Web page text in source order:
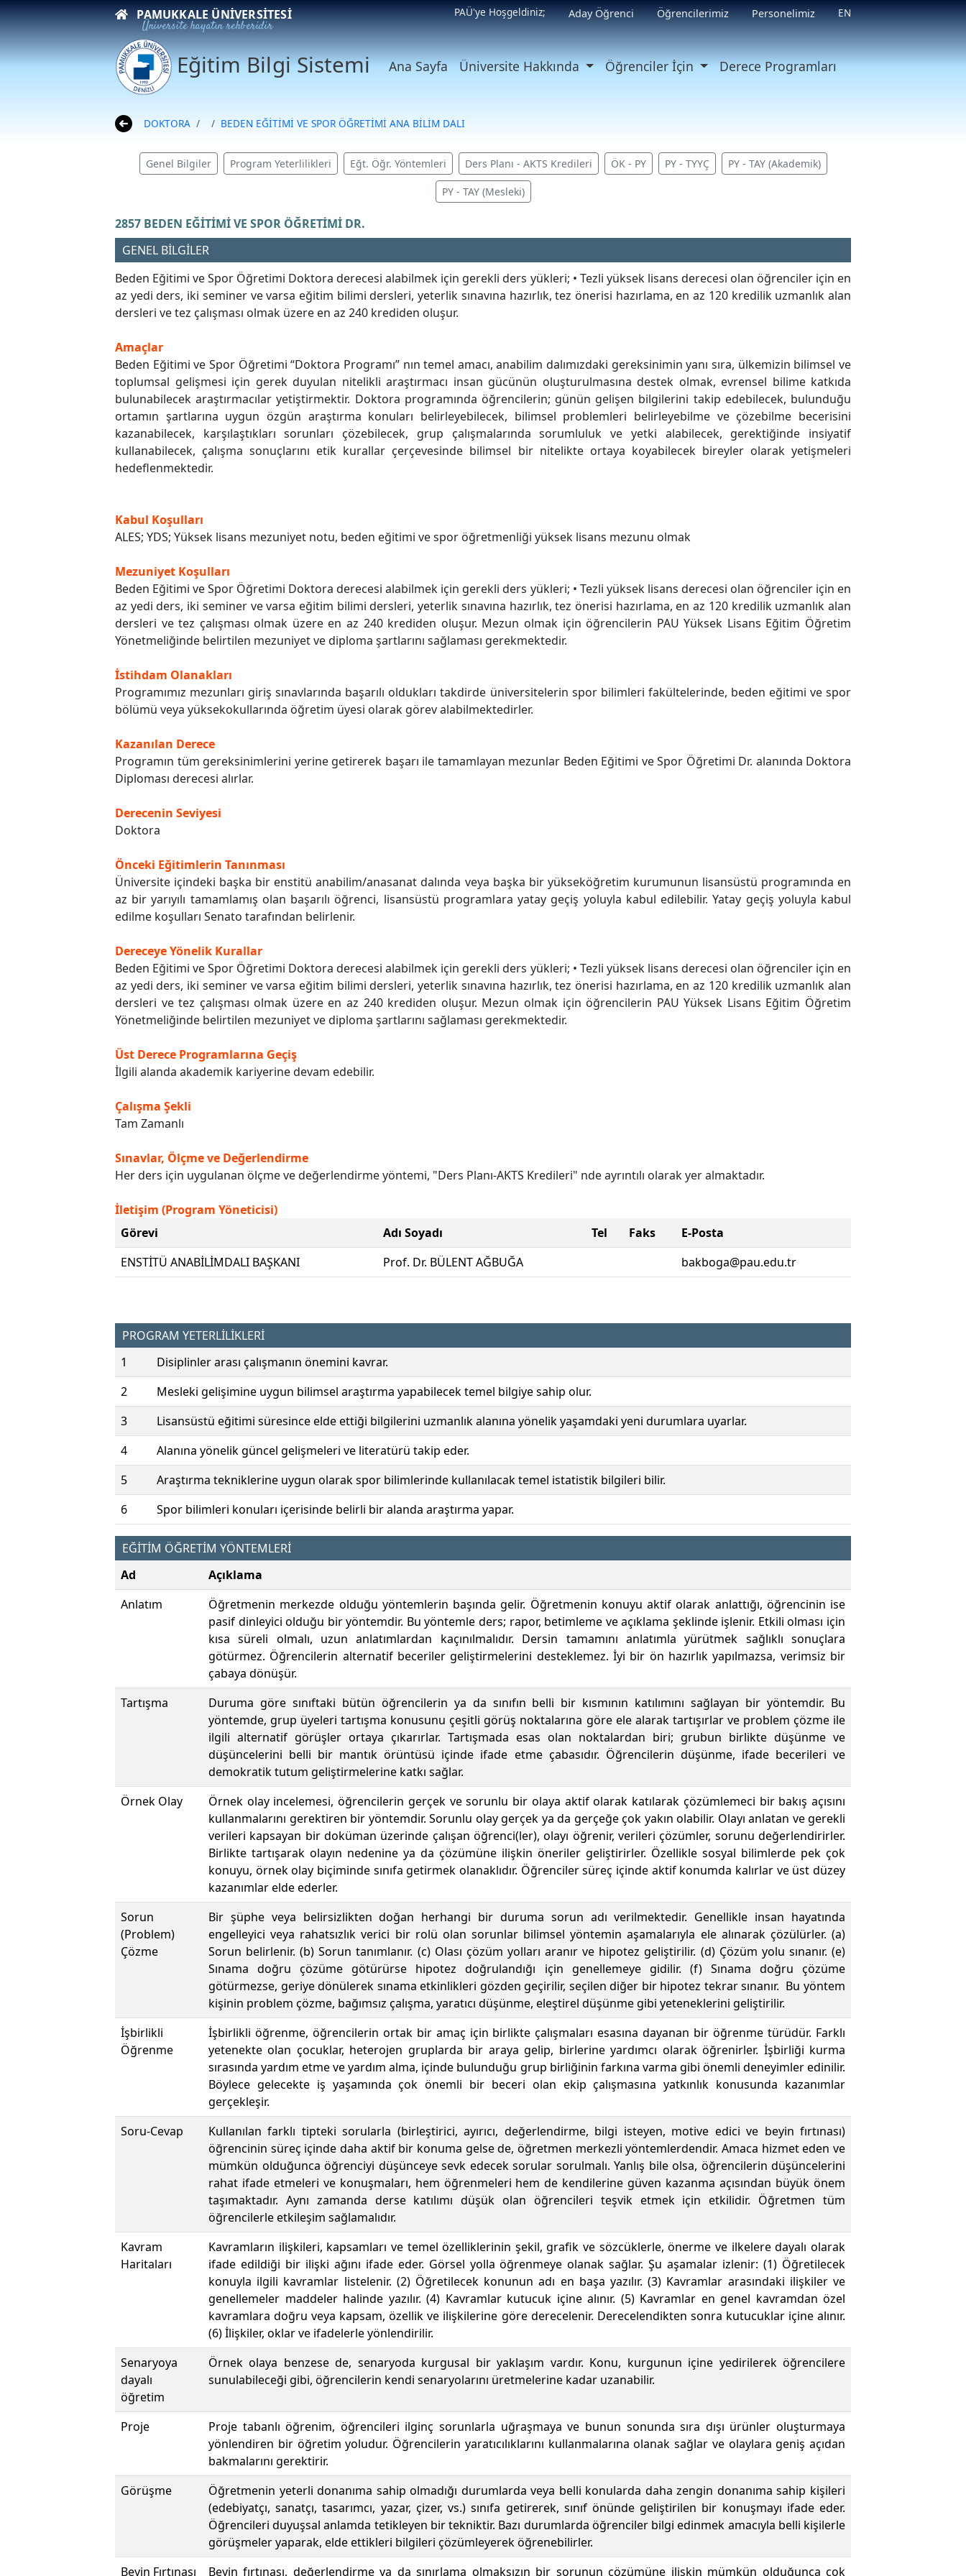
PAMUKKALE ÜNIVERSITESI
Üniversite hayatın rehberidir
PAÜ'ye Hoşgeldiniz; Aday Öğrenci Öğrencilerimiz Personelimiz EN
Eğitim Bilgi Sistemi Ana Sayfa Üniversite Hakkında Öğrenciler İçin Derece Programları
DOKTORA BEDEN EĞİTİMİ VE SPOR ÖĞRETİMİ ANA BİLİM DALI
Genel Bilgiler Program Yeterlilikleri Eğt. Öğr. Yöntemleri Ders Planı - AKTS Kredileri ÖK - PY PY - TYYÇ PY - TAY (Akademik)
PY - TAY (Mesleki)
2857 BEDEN EĞİTİMİ VE SPOR ÖĞRETİMİ DR.
GENEL BİLGİLER
Beden Eğitimi ve Spor Öğretimi Doktora derecesi alabilmek için gerekli ders yükleri; • Tezli yüksek lisans derecesi olan öğrenciler için en
az yedi ders, iki seminer ve varsa eğitim bilimi dersleri, yeterlik sınavına hazırlık, tez önerisi hazırlama, en az 120 kredilik uzmanlık alan
dersleri ve tez çalışması olmak üzere en az 240 krediden oluşur.
Amaçlar
Beden Eğitimi ve Spor Öğretimi “Doktora Programı” nın temel amacı, anabilim dalımızdaki gereksinimin yanı sıra, ülkemizin bilimsel ve
toplumsal gelişmesi için gerek duyulan nitelikli araştırmacı insan gücünün oluşturulmasına destek olmak, evrensel bilime katkıda
bulunabilecek araştırmacılar yetiştirmektir. Doktora programında öğrencilerin; günün gelişen bilgilerini takip edebilecek, bulunduğu
ortamın şartlarına uygun özgün araştırma konuları belirleyebilecek, bilimsel problemleri belirleyebilme ve çözebilme becerisini
kazanabilecek, karşılaştıkları sorunları çözebilecek, grup çalışmalarında sorumluluk ve yetki alabilecek, gerektiğinde insiyatif
kullanabilecek, çalışma sonuçlarını etik kurallar çerçevesinde bilimsel bir nitelikte ortaya koyabilecek bireyler olarak yetişmeleri
hedeflenmektedir.
Kabul Koşulları
ALES; YDS; Yüksek lisans mezuniyet notu, beden eğitimi ve spor öğretmenliği yüksek lisans mezunu olmak
Mezuniyet Koşulları
Beden Eğitimi ve Spor Öğretimi Doktora derecesi alabilmek için gerekli ders yükleri; • Tezli yüksek lisans derecesi olan öğrenciler için en
az yedi ders, iki seminer ve varsa eğitim bilimi dersleri, yeterlik sınavına hazırlık, tez önerisi hazırlama, en az 120 kredilik uzmanlık alan
dersleri ve tez çalışması olmak üzere en az 240 krediden oluşur. Mezun olmak için öğrencilerin PAU Yüksek Lisans Eğitim Öğretim
Yönetmeliğinde belirtilen mezuniyet ve diploma şartlarını sağlaması gerekmektedir.
İstihdam Olanakları
Programımız mezunları giriş sınavlarında başarılı oldukları takdirde üniversitelerin spor bilimleri fakültelerinde, beden eğitimi ve spor
bölümü veya yüksekokullarında öğretim üyesi olarak görev alabilmektedirler.
Kazanılan Derece
Programın tüm gereksinimlerini yerine getirerek başarı ile tamamlayan mezunlar Beden Eğitimi ve Spor Öğretimi Dr. alanında Doktora
Diploması derecesi alırlar.
Derecenin Seviyesi
Doktora
Önceki Eğitimlerin Tanınması
Üniversite içindeki başka bir enstitü anabilim/anasanat dalında veya başka bir yükseköğretim kurumunun lisansüstü programında en
az bir yarıyılı tamamlamış olan başarılı öğrenci, lisansüstü programlara yatay geçiş yoluyla kabul edilebilir. Yatay geçiş yoluyla kabul
edilme koşulları Senato tarafından belirlenir.
Dereceye Yönelik Kurallar
Beden Eğitimi ve Spor Öğretimi Doktora derecesi alabilmek için gerekli ders yükleri; • Tezli yüksek lisans derecesi olan öğrenciler için en
az yedi ders, iki seminer ve varsa eğitim bilimi dersleri, yeterlik sınavına hazırlık, tez önerisi hazırlama, en az 120 kredilik uzmanlık alan
dersleri ve tez çalışması olmak üzere en az 240 krediden oluşur. Mezun olmak için öğrencilerin PAU Yüksek Lisans Eğitim Öğretim
Yönetmeliğinde belirtilen mezuniyet ve diploma şartlarını sağlaması gerekmektedir.
Üst Derece Programlarına Geçiş
İlgili alanda akademik kariyerine devam edebilir.
Çalışma Şekli
Tam Zamanlı
Sınavlar, Ölçme ve Değerlendirme
Her ders için uygulanan ölçme ve değerlendirme yöntemi, "Ders Planı-AKTS Kredileri" nde ayrıntılı olarak yer almaktadır.
İletişim (Program Yöneticisi)
Görevi
Adı Soyadı Tel Faks
E-Posta
ENSTİTÜ ANABİLİMDALI BAŞKANI
Prof. Dr. BÜLENT AĞBUĞA bakboga@pau.edu.tr
PROGRAM YETERLİLİKLERİ
1
Disiplinler arası çalışmanın önemini kavrar.
2
Mesleki gelişimine uygun bilimsel araştırma yapabilecek temel bilgiye sahip olur.
3
Lisansüstü eğitimi süresince elde ettiği bilgilerini uzmanlık alanına yönelik yaşamdaki yeni durumlara uyarlar.
4
Alanına yönelik güncel gelişmeleri ve literatürü takip eder.
5
Araştırma tekniklerine uygun olarak spor bilimlerinde kullanılacak temel istatistik bilgileri bilir.
6
Spor bilimleri konuları içerisinde belirli bir alanda araştırma yapar.
EĞİTİM ÖĞRETİM YÖNTEMLERİ
Ad
Açıklama
Anlatım
Öğretmenin merkezde olduğu yöntemlerin başında gelir. Öğretmenin konuyu aktif olarak anlattığı, öğrencinin ise
pasif dinleyici olduğu bir yöntemdir. Bu yöntemle ders; rapor, betimleme ve açıklama şeklinde işlenir. Etkili olması için
kısa süreli olmalı, uzun anlatımlardan kaçınılmalıdır. Dersin tamamını anlatımla yürütmek sağlıklı sonuçlara
götürmez. Öğrencilerin alternatif beceriler geliştirmelerini desteklemez. İyi bir ön hazırlık yapılmazsa, verimsiz bir
çabaya dönüşür.
Tartışma
Duruma göre sınıftaki bütün öğrencilerin ya da sınıfın belli bir kısmının katılımını sağlayan bir yöntemdir. Bu
yöntemde, grup üyeleri tartışma konusunu çeşitli görüş noktalarına göre ele alarak tartışırlar ve problem çözme ile
ilgili alternatif görüşler ortaya çıkarırlar. Tartışmada esas olan noktalardan biri; grubun birlikte düşünme ve
düşüncelerini belli bir mantık örüntüsü içinde ifade etme çabasıdır. Öğrencilerin düşünme, ifade becerileri ve
demokratik tutum geliştirmelerine katkı sağlar.
Örnek Olay
Örnek olay incelemesi, öğrencilerin gerçek ve sorunlu bir olaya aktif olarak katılarak çözümlemeci bir bakış açısını
kullanmalarını gerektiren bir yöntemdir. Sorunlu olay gerçek ya da gerçeğe çok yakın olabilir. Olayı anlatan ve gerekli
verileri kapsayan bir doküman üzerinde çalışan öğrenci(ler), olayı öğrenir, verileri çözümler, sorunu değerlendirirler.
Birlikte tartışarak olayın nedenine ya da çözümüne ilişkin öneriler geliştirirler. Özellikle sosyal bilimlerde pek çok
konuyu, örnek olay biçiminde sınıfa getirmek olanaklıdır. Öğrenciler süreç içinde aktif konumda kalırlar ve üst düzey
kazanımlar elde ederler.
Sorun
(Problem)
Çözme
Bir şüphe veya belirsizlikten doğan herhangi bir duruma sorun adı verilmektedir. Genellikle insan hayatında
engelleyici veya rahatsızlık verici bir rolü olan sorunlar bilimsel yöntemin aşamalarıyla ele alınarak çözülürler. (a)
Sorun belirlenir. (b) Sorun tanımlanır. (c) Olası çözüm yolları aranır ve hipotez geliştirilir. (d) Çözüm yolu sınanır. (e)
Sınama doğru çözüme götürürse hipotez doğrulandığı için genellemeye gidilir. (f) Sınama doğru çözüme
götürmezse, geriye dönülerek sınama etkinlikleri gözden geçirilir, seçilen diğer bir hipotez tekrar sınanır. Bu yöntem
kişinin problem çözme, bağımsız çalışma, yaratıcı düşünme, eleştirel düşünme gibi yeteneklerini geliştirilir.
İşbirlikli
Öğrenme
İşbirlikli öğrenme, öğrencilerin ortak bir amaç için birlikte çalışmaları esasına dayanan bir öğrenme türüdür. Farklı
yetenekte olan çocuklar, heterojen gruplarda bir araya gelip, birlerine yardımcı olarak öğrenirler. İşbirliği kurma
sırasında yardım etme ve yardım alma, içinde bulunduğu grup birliğinin farkına varma gibi önemli deneyimler edinilir.
Böylece gelecekte iş yaşamında çok önemli bir beceri olan ekip çalışmasına yatkınlık konusunda kazanımlar
gerçekleşir.
Soru-Cevap
Kullanılan farklı tipteki sorularla (birleştirici, ayırıcı, değerlendirme, bilgi isteyen, motive edici ve beyin fırtınası)
öğrencinin süreç içinde daha aktif bir konuma gelse de, öğretmen merkezli yöntemlerdendir. Amaca hizmet eden ve
mümkün olduğunca öğrenciyi düşünceye sevk edecek sorular sorulmalı. Yanlış bile olsa, öğrencilerin düşüncelerini
rahat ifade etmeleri ve konuşmaları, hem öğrenmeleri hem de kendilerine güven kazanma açısından büyük önem
taşımaktadır. Aynı zamanda derse katılımı düşük olan öğrencileri teşvik etmek için etkilidir. Öğretmen tüm
öğrencilerle etkileşim sağlamalıdır.
Kavram
Haritaları
Kavramların ilişkileri, kapsamları ve temel özelliklerinin şekil, grafik ve sözcüklerle, önerme ve ilkelere dayalı olarak
ifade edildiği bir ilişki ağını ifade eder. Görsel yolla öğrenmeye olanak sağlar. Şu aşamalar izlenir: (1) Öğretilecek
konuyla ilgili kavramlar listelenir. (2) Öğretilecek konunun adı en başa yazılır. (3) Kavramlar arasındaki ilişkiler ve
genellemeler maddeler halinde yazılır. (4) Kavramlar kutucuk içine alınır. (5) Kavramlar en genel kavramdan özel
kavramlara doğru veya kapsam, özellik ve ilişkilerine göre derecelenir. Derecelendikten sonra kutucuklar içine alınır.
(6) İlişkiler, oklar ve ifadelerle yönlendirilir.
Senaryoya
dayalı
öğretim
Örnek olaya benzese de, senaryoda kurgusal bir yaklaşım vardır. Konu, kurgunun içine yedirilerek öğrencilere
sunulabileceği gibi, öğrencilerin kendi senaryolarını üretmelerine kadar uzanabilir.
Proje
Proje tabanlı öğrenim, öğrencileri ilginç sorunlarla uğraşmaya ve bunun sonunda sıra dışı ürünler oluşturmaya
yönlendiren bir öğretim yoludur. Öğrencilerin yaratıcılıklarını kullanmalarına olanak sağlar ve olaylara geniş açıdan
bakmalarını gerektirir.
Görüşme
Öğretmenin yeterli donanıma sahip olmadığı durumlarda veya belli konularda daha zengin donanıma sahip kişileri
(edebiyatçı, sanatçı, tasarımcı, yazar, çizer, vs.) sınıfa getirerek, sınıf önünde geliştirilen bir konuşmayı ifade eder.
Öğrencileri duyuşsal anlamda tetikleyen bir tekniktir. Bazı durumlarda öğrenciler bilgi edinmek amacıyla belli kişilerle
görüşmeler yaparak, elde ettikleri bilgileri çözümleyerek öğrenebilirler.
Beyin Fırtınası
Beyin fırtınası, değerlendirme ya da sınırlama olmaksızın bir sorunun çözümüne ilişkin mümkün olduğunca çok